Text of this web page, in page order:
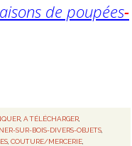
de poupées-
, A TÉLÉCHARGER,
SUR-BOIS-DIVERS-OBJETS
,COUTURE/MERCERIE